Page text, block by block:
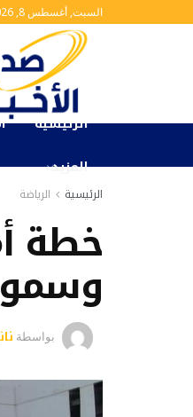
السبت, أغسطس 8, 2026
الرئيسية
المزيد
الرئيسية الرياضة
خطة
بواسطة